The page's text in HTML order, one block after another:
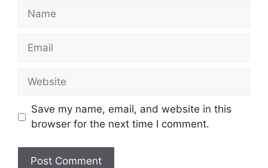
Name
Email
Website
Save my name, email, and website in this
browser for the next time I comment.